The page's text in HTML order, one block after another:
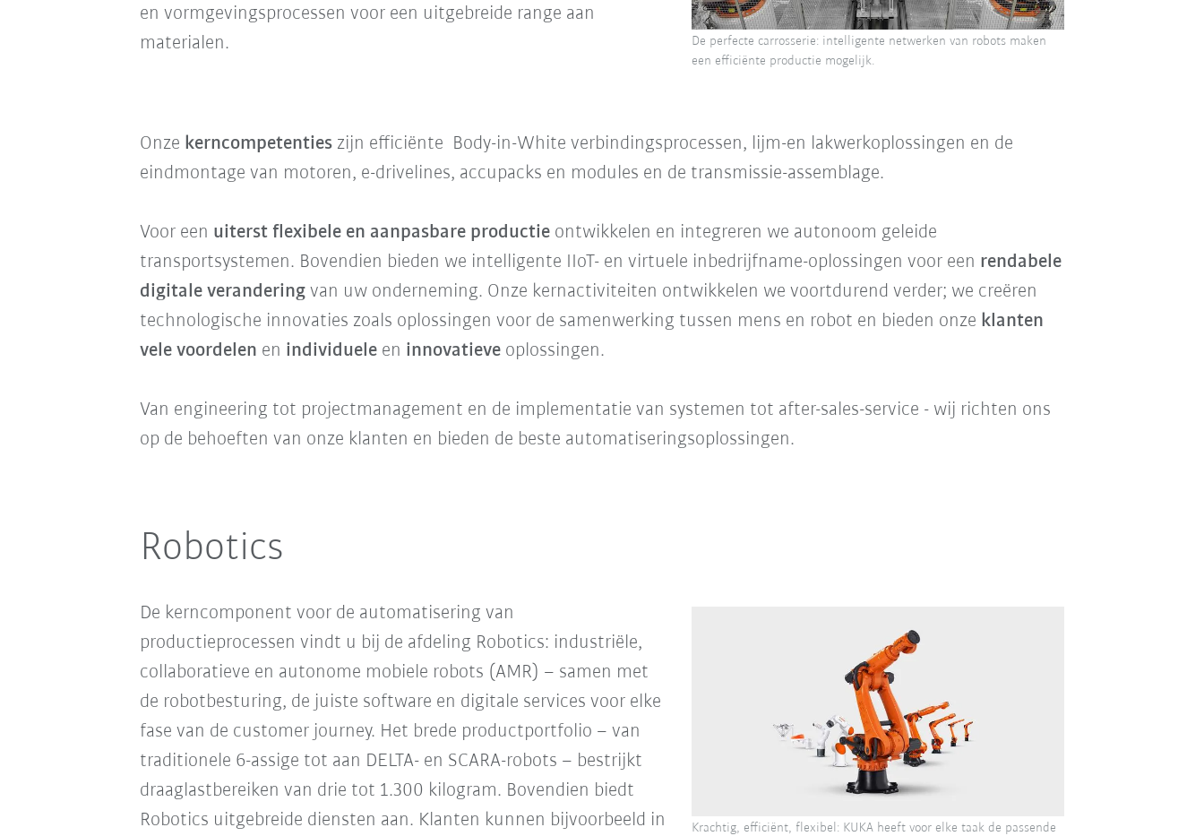
en vormgevingsprocessen voor een uitgebreide range aan
materialen.
De perfecte carrosserie: intelligente netwerken van robots maken
een efficiënte productie mogelijk.
Onze kerncompetentieszijn efficiënte Body-in-White verbindingsprocessen, lijm-en lakwerkoplossingen en de
eindmontage van motoren, e-drivelines, accupacks en modules en de transmissie-assemblage.
Voor een uiterst flexibele en aanpasbare productieontwikkelen en integreren we autonoom geleide
transportsystemen. Bovendien bieden we intelligente IIoT- en virtuele inbedrijfname-oplossingen voor een rendabele
digitale verandering van uw onderneming. Onze kernactiviteiten ontwikkelen we voortdurend verder; we creëren
technologische innovaties zoals oplossingen voor de samenwerking tussen mens en robot en bieden onze klanten
vele voordelen en individueleen innovatieveoplossingen.
Van engineering tot projectmanagement en de implementatie van systemen tot after-sales-service - wij richten ons
op de behoeften van onze klanten en bieden de beste automatiseringsoplossingen.
Robotics
De kerncomponent voor de automatisering van
productieprocessen vindt u bij de afdeling Robotics: industriële,
collaboratieve en autonome mobiele robots (AMR) – samen met
de robotbesturing, de juiste software en digitale services voor elke
fase van de customer journey. Het brede productportfolio – van
traditionele 6-assige tot aan DELTA- en SCARA-robots – bestrijkt
draaglastbereiken van drie tot 1.300 kilogram. Bovendien biedt
Robotics uitgebreide diensten aan. Klanten kunnen bijvoorbeeld in
Krachtig, efficiënt, flexibel: KUKA heeft voor elke taak de passende